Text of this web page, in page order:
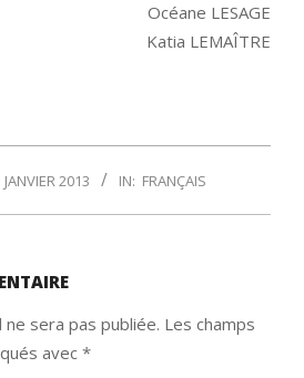
Océane LESAGE
Katia LEMAÎTRE
JANVIER 2013 IN: FRANÇAIS
sera pas publiée. Les champs
avec *